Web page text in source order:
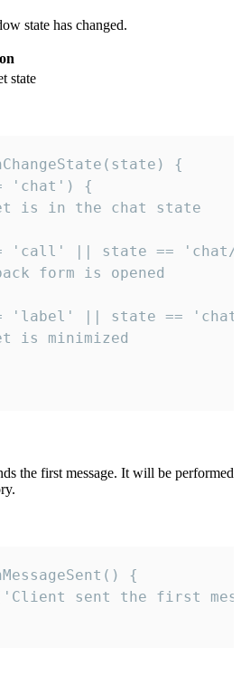
state has changed.
state
{
'chat') {
is in the chat state
'call' || state ==
form is opened
'label' || state ==
is minimized
the first message. It will be performed
{
sent the first